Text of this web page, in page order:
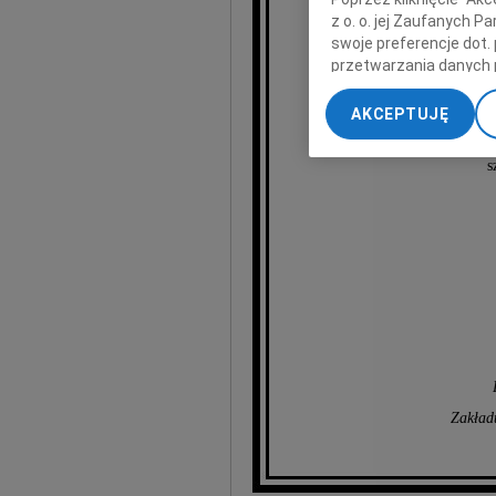
z o. o. jej Zaufanych
swoje preferencje dot.
przetwarzania danych
„Ustawienia
My, nasi Zaufani
dokładnych danych
Przechowywanie
treści, badnie
AKCEPTUJĘ